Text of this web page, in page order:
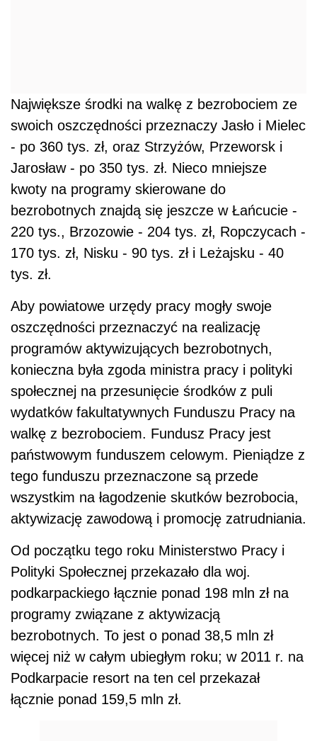
Największe środki na walkę z bezrobociem ze
swoich oszczędności przeznaczy Jasło i Mielec
- po 360 tys. zł, oraz Strzyżów, Przeworsk i
Jarosław - po 350 tys. zł. Nieco mniejsze
kwoty na programy skierowane do
bezrobotnych znajdą się jeszcze w Łańcucie -
220 tys., Brzozowie - 204 tys. zł, Ropczycach -
170 tys. zł, Nisku - 90 tys. zł i Leżajsku - 40
tys. zł.
Aby powiatowe urzędy pracy mogły swoje
oszczędności przeznaczyć na realizację
programów aktywizujących bezrobotnych,
konieczna była zgoda ministra pracy i polityki
społecznej na przesunięcie środków z puli
wydatków fakultatywnych Funduszu Pracy na
walkę z bezrobociem. Fundusz Pracy jest
państwowym funduszem celowym. Pieniądze z
tego funduszu przeznaczone są przede
wszystkim na łagodzenie skutków bezrobocia,
aktywizację zawodową i promocję zatrudniania.
Od początku tego roku Ministerstwo Pracy i
Polityki Społecznej przekazało dla woj.
podkarpackiego łącznie ponad 198 mln zł na
programy związane z aktywizacją
bezrobotnych. To jest o ponad 38,5 mln zł
więcej niż w całym ubiegłym roku; w 2011 r. na
Podkarpacie resort na ten cel przekazał
łącznie ponad 159,5 mln zł.